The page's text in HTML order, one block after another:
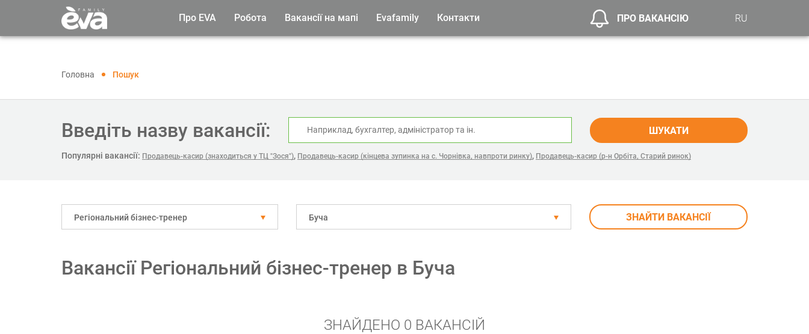
Про EVA Робота Вакансії на мапі Evafamily Контакти ПРО ВАКАНСІЮ RU
Головна Пошук
Введіть назву вакансії: ШУКАТИ
Популярні вакансії: Продавець-касир (знаходиться у ТЦ "Зося"), Продавець-касир (кінцева зупинка на с. Чорнівка, навпроти ринку), Продавець-касир (р-н Орбіта, Старий ринок)
Регіональний бізнес-тренер Буча ЗНАЙТИ ВАКАНСІЇ
Вакансії Регіональний бізнес-тренер в Буча
ЗНАЙДЕНО 0 ВАКАНСІЙ